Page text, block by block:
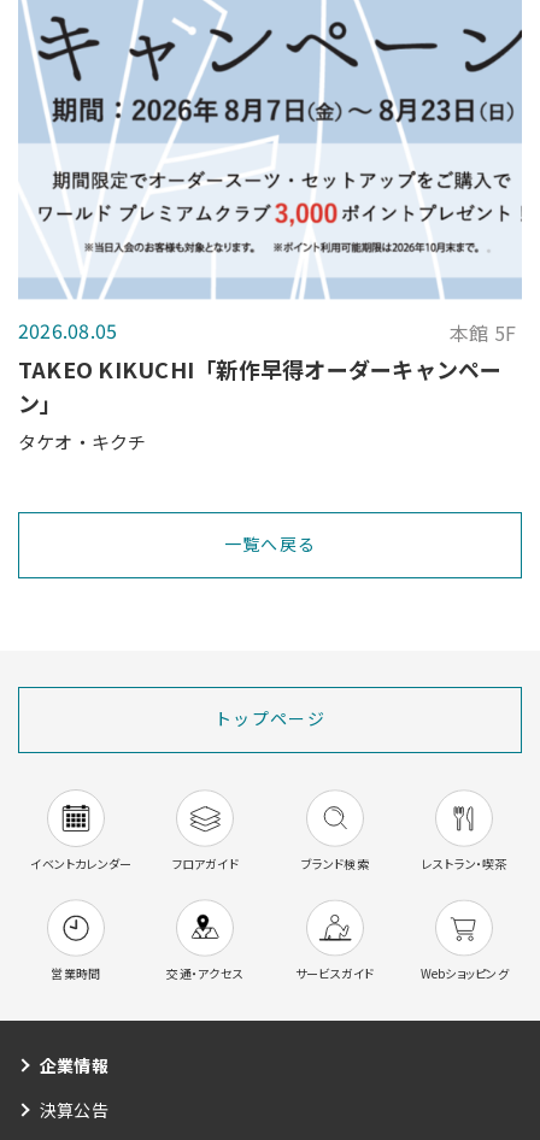
2026.08.05 本館 5F
TAKEO KIKUCHI「新作早得オーダーキャンペー
ン」
タケオ・キクチ
一覧へ戻る
トップページ
イベントカレンダー フロアガイド ブランド検索 レストラン・喫茶
営業時間 交通・アクセス サービスガイド Webショッピング
企業情報
決算公告